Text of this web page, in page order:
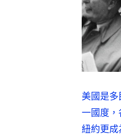
美國是
一國度，
紐約更成